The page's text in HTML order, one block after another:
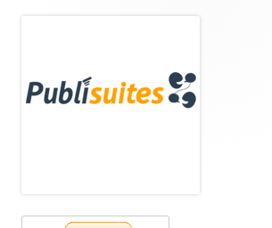
lateral
principal